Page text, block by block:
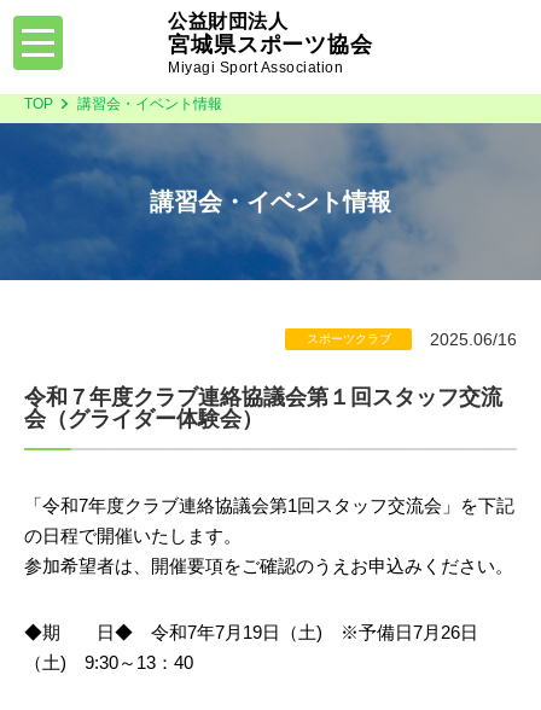
公益財団法人
宮城県スポーツ協会
Miyagi Sport Association
toggle
navigation
TOP 講習会・イベント情報
講習会・イベント情報
スポーツクラブ 2025.06/16
令和７年度クラブ連絡協議会第１回スタッフ交流
会（グライダー体験会）
「令和7年度クラブ連絡協議会第1回スタッフ交流会」を下記
の日程で開催いたします。
参加希望者は、開催要項をご確認のうえお申込みください。
◆期 日◆ 令和7年7月19日（土) ※予備日7月26日
（土) 9:30～13：40